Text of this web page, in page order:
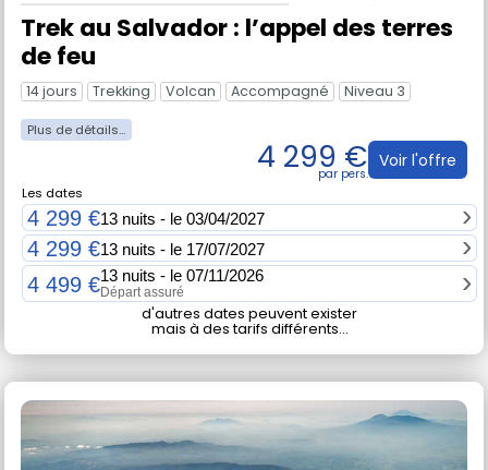
Trek au Salvador : l’appel des terres
de feu
14 jours Trekking Volcan Accompagné Niveau 3
4 299 € Voir l'offre
Les dates
4 299 €13 nuits - le 03/04/2027
4 299 €13 nuits - le 17/07/2027
4 499 €13 nuits - le 07/11/2026
Départ assuré
d'autres dates peuvent exister
mais à des tarifs différents...